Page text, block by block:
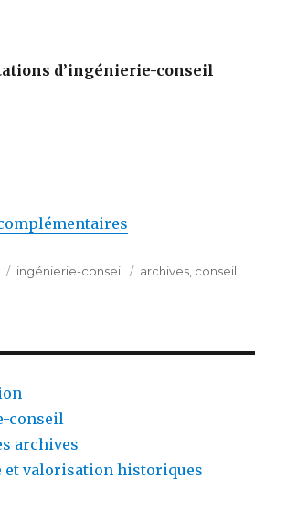
d’ingénierie-conseil
Catégories
ingénierie-conseil Étiquettes
archives, conseil,
conseil
archives
et valorisation historiques